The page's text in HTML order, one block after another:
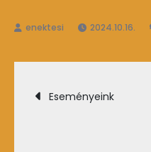
2024.10.16.
Eseményeink